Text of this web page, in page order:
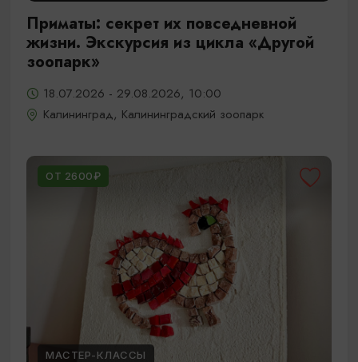
Приматы: секрет их повседневной
жизни. Экскурсия из цикла «Другой
зоопарк»
18.07.2026 - 29.08.2026, 10:00
Калининград, Калининградский зоопарк
ОТ 2600₽
МАСТЕР-КЛАССЫ